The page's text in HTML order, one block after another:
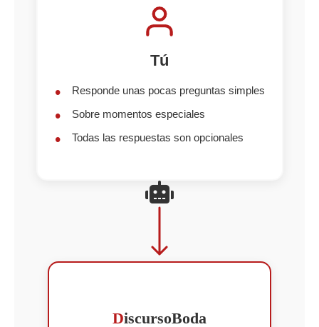
Tú
Responde unas pocas preguntas simples
Sobre momentos especiales
Todas las respuestas son opcionales
DiscursoBoda